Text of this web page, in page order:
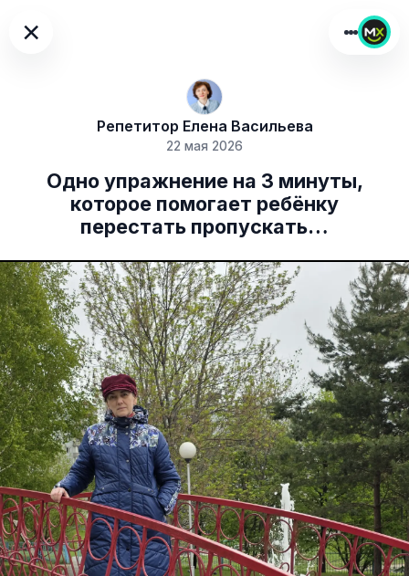
×
Репетитор Елена Васильева
22 мая 2026
Одно упражнение на 3 минуты,
которое помогает ребёнку
перестать пропускать…